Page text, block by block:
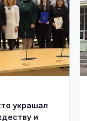
украшал
и